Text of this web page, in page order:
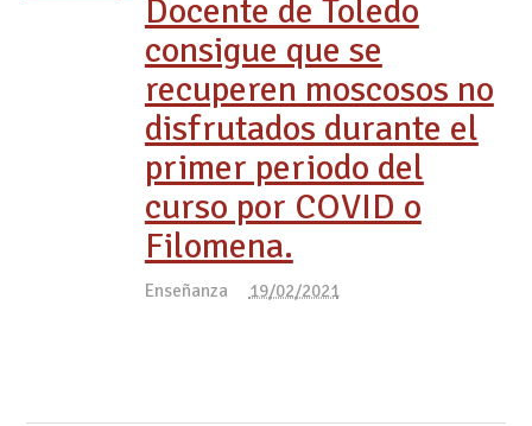
Docente de Toledo
consigue que se
recuperen moscosos no
disfrutados durante el
primer periodo del
curso por COVID o
Filomena.
Enseñanza 19/02/2021